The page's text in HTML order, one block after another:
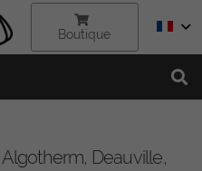
Boutique
Deauville,